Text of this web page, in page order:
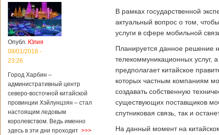
Опубл. Юлия
08/01/2018 -
23:26
Город Харбин –
административный центр
северо-восточной китайской
провинции Хэйлунцзян – стал
настоящим ледовым
королевством. Ведь именно
здесь в эти дни проходит >>>
В рамках государственной
актуальный вопрос о том,
услуги в сфере мобильной
Планируется данное решение
телекоммуникационных услуг,
предполагает китайское
которых частным компаниям
создавать собственную
существующих поставщиков
спутниковая связь, так и
На данный момент на